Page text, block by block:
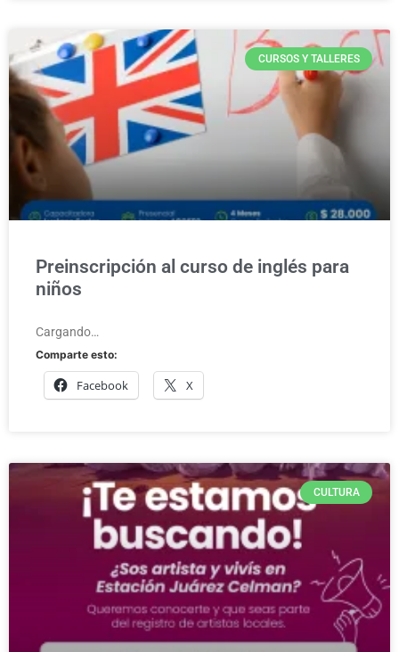
CURSOS Y TALLERES
Preinscripción al curso de inglés para
niños
Cargando…
Comparte esto:
Facebook X
CULTURA